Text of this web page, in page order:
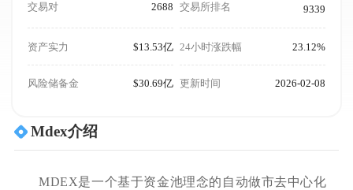
交易对 2688 交易所排名 9339
资产实力 $13.53亿 24小时涨跌幅 23.12%
风险储备金 $30.69亿 更新时间 2026-02-08
Mdex介绍
MDEX是一个基于资金池理念的自动做市去中心化